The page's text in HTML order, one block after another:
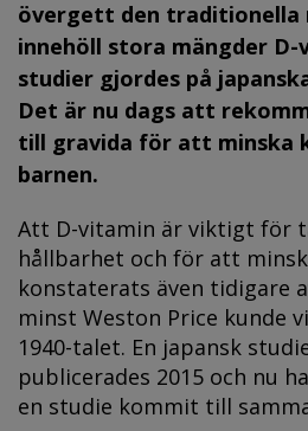
övergett den traditionella
innehöll stora mängder
studier gjordes på
Det är nu dags att
till gravida för att minska
barnen.
Att D-vitamin är viktigt för
hållbarhet och för att
konstaterats även tidigare
minst Weston Price kunde
1940-talet. En japansk
publicerades 2015 och nu
en studie kommit till